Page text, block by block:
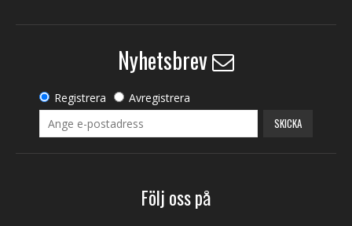
Nyhetsbrev
Registrera Avregistrera
SKICKA
Följ oss på